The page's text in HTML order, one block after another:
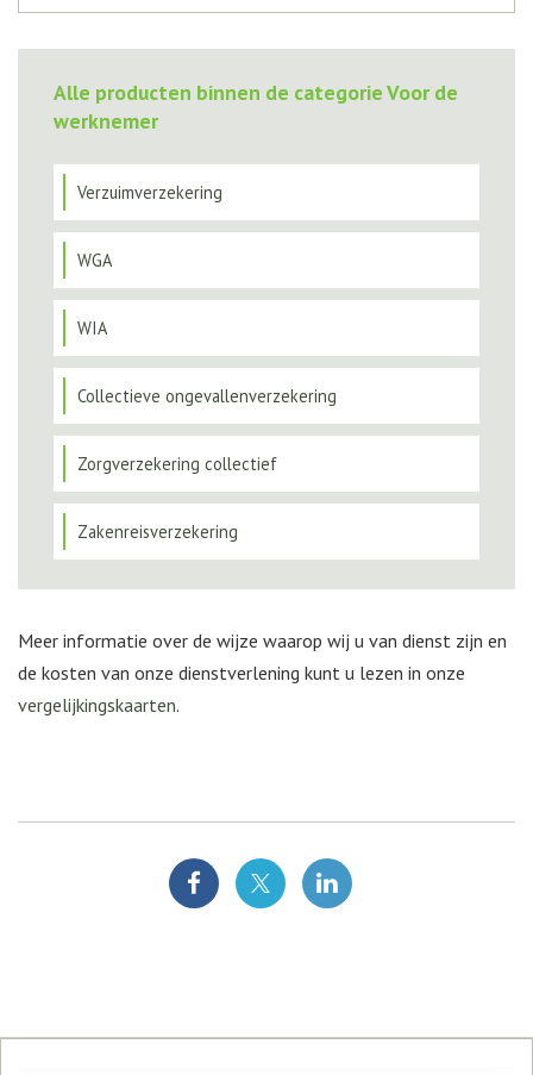
Alle producten binnen de categorie Voor de
werknemer
Verzuimverzekering
WGA
WIA
Collectieve ongevallenverzekering
Zorgverzekering collectief
Zakenreisverzekering
Meer informatie over de wijze waarop wij u van dienst zijn en
de kosten van onze dienstverlening kunt u lezen in onze
vergelijkingskaarten.